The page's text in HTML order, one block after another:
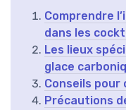
Comprendre
dans les
Les lieux
glace
Conseils
Précautions